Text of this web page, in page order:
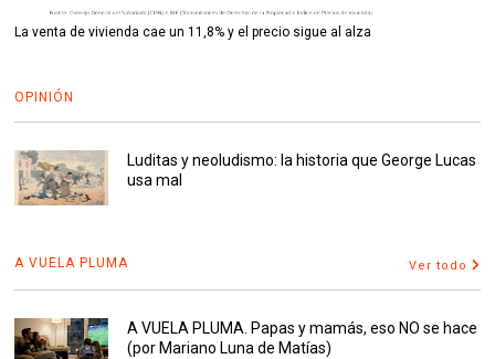
La venta de vivienda cae un 11,8% y el precio sigue al alza
OPINIÓN
Luditas y neoludismo: la historia que George Lucas
usa mal
A VUELA PLUMA Ver todo
A VUELA PLUMA. Papas y mamás, eso NO se hace
(por Mariano Luna de Matías)